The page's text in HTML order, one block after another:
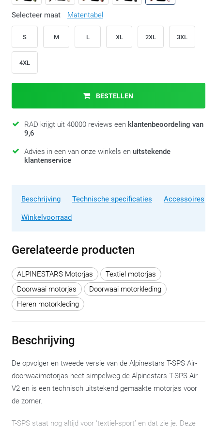
Selecteer maat Matentabel
S M L XL 2XL 3XL
4XL
BESTELLEN
RAD krijgt uit 40000 reviews een klantenbeoordeling van
9,6
Advies in een van onze winkels en uitstekende
klantenservice
Beschrijving Technische specificaties Accessoires
Winkelvoorraad
Gerelateerde producten
ALPINESTARS Motorjas
Textiel motorjas
Doorwaai motorjas
Doorwaai motorkleding
Heren motorkleding
Beschrijving
De opvolger en tweede versie van de Alpinestars T-SPS Air-
doorwaaimotorjas heet simpelweg de Alpinestars T-SPS Air
V2 en is een technisch uitstekend gemaakte motorjas voor
de zomer.
T-SPS staat nog altijd voor ‘textiel-sport’ en dat zie je. Deze